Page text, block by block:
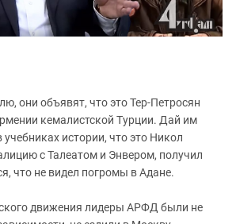
они объявят, что это Тер-Петросян
кемалистской Турции. Дай им
истории, что это Никол
с Талеатом и Энвером, получил
что не видел погромы в Адане.
движения лидеры АРФД были не